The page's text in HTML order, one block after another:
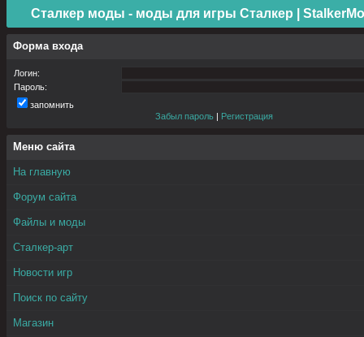
Сталкер моды - моды для игры Сталкер |
Форма входа
Логин:
Пароль:
запомнить
Забыл пароль | Регистрация
Меню сайта
На главную
Форум сайта
Файлы и моды
Сталкер-арт
Новости игр
Поиск по сайту
Магазин